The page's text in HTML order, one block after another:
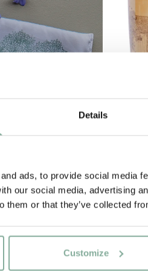
Details
ads, to provide social media
our social media, advertising
them or that they’ve collected
Customize
Tasse